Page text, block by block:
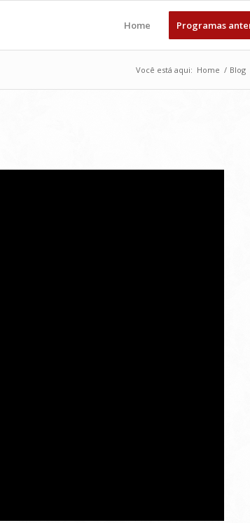
Home Programas
Você está aqui: Home / Blog